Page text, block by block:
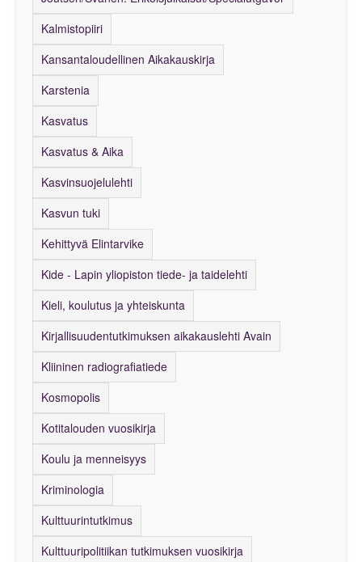
Kalmistopiiri
Kansantaloudellinen Aikakauskirja
Karstenia
Kasvatus
Kasvatus & Aika
Kasvinsuojelulehti
Kasvun tuki
Kehittyvä Elintarvike
Kide - Lapin yliopiston tiede- ja taidelehti
Kieli, koulutus ja yhteiskunta
Kirjallisuudentutkimuksen aikakauslehti Avain
Kliininen radiografiatiede
Kosmopolis
Kotitalouden vuosikirja
Koulu ja menneisyys
Kriminologia
Kulttuurintutkimus
Kulttuuripolitiikan tutkimuksen vuosikirja